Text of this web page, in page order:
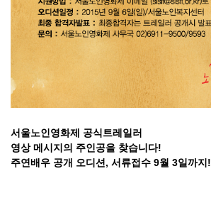
서울노인영화제 공식트레일러
영상 메시지의 주인공을 찾습니다!
주연배우 공개 오디션, 서류접수 9월 3일까지!